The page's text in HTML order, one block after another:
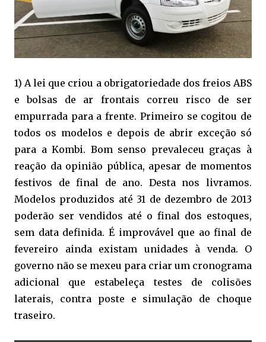
1) A lei que criou a obrigatoriedade dos freios ABS
e bolsas de ar frontais correu risco de ser
empurrada para a frente. Primeiro se cogitou de
todos os modelos e depois de abrir exceção só
para a Kombi. Bom senso prevaleceu graças à
reação da opinião pública, apesar de momentos
festivos de final de ano. Desta nos livramos.
Modelos produzidos até 31 de dezembro de 2013
poderão ser vendidos até o final dos estoques,
sem data definida. É improvável que ao final de
fevereiro ainda existam unidades à venda. O
governo não se mexeu para criar um cronograma
adicional que estabeleça testes de colisões
laterais, contra poste e simulação de choque
traseiro.